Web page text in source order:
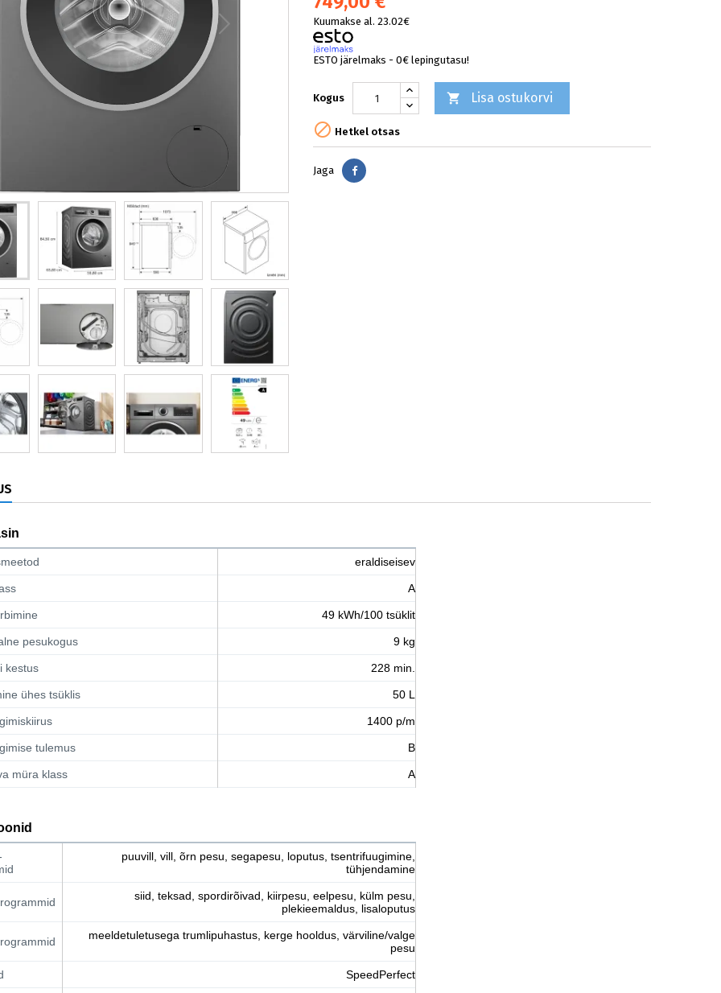
Kuumakse al. 23.02€
ESTO järelmaks - 0€ lepingutasu!
Kogus  Lisa ostukorvi
 Hetkel otsas
Jaga Jaga
eraldiseisev
A
49 kWh/100 tsüklit
pesukogus 9 kg
kestus 228 min.
ühes tsüklis 50 L
1400 p/m
tulemus B
müra klass A
puuvill, vill, õrn pesu, segapesu, loputus, tsentrifuugimine,
tühjendamine
siid, teksad, spordirõivad, kiirpesu, eelpesu, külm pesu,
plekieemaldus, lisaloputus
meeldetuletusega trumlipuhastus, kerge hooldus, värviline/valge
pesu
SpeedPerfect